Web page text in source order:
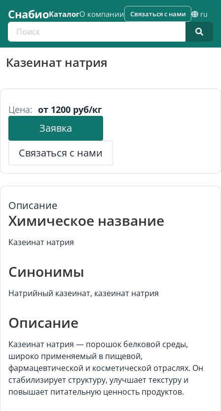
СнабиоКаталогО компании
Поиск по каталогу
Связаться с нами ru
Казеинат натрия
Цена: от 1200 руб/кг
Заявка
Связаться с нами
Описание
Химическое название
Казеинат натрия
Синонимы
Натрийный казеинат, казеинат натрия
Описание
Казеинат натрия — порошок белковой среды,
широко применяемый в пищевой,
фармацевтической и косметической отраслях. Он
стабилизирует структуру, улучшает текстуру и
повышает питательную ценность продуктов.